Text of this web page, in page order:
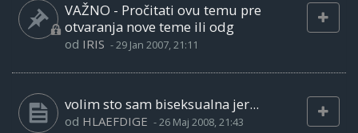
VAŽNO - Pročitati ovu temu pre
otvaranja nove teme ili odg
od IRIS -29 Jan 2007, 21:11
volim sto sam biseksualna jer...
od HLAEFDIGE -26 Maj 2008, 21:43